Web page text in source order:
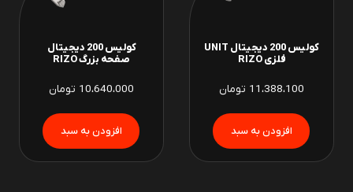
کولیس 200 دیجیتال UNIT
فلزی RIZO
11،388،100 تومان
کولیس 200 دیجیتال
صفحه بزرگ RIZO
10،640،000 تومان